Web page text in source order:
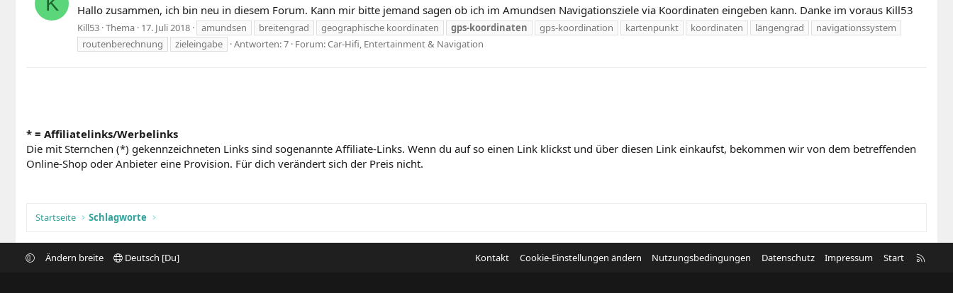
Hallo zusammen, ich bin neu in diesem Forum. Kann mir bitte jemand sagen ob ich im Amundsen Navigationsziele via Koordinaten eingeben kann. Danke im voraus Kill53
Kill53 Thema 17. Juli 2018 amundsen breitengrad geographische koordinaten gps-koordinaten gps-koordination kartenpunkt koordinaten längengrad
navigationssystem
routenberechnung
zieleingabe Antworten: 7 Forum:Car-Hifi, Entertainment & Navigation
* = Affiliatelinks/Werbelinks
Die mit Sternchen (*) gekennzeichneten Links sind sogenannte Affiliate-Links. Wenn du auf so einen Link klickst und über diesen Link einkaufst, bekommen wir von dem betreffenden
Online-Shop oder Anbieter eine Provision. Für dich verändert sich der Preis nicht.
Startseite Schlagworte
Ändern breite Deutsch [Du] Kontakt Cookie-Einstellungen ändern Nutzungsbedingungen Datenschutz Impressum Start